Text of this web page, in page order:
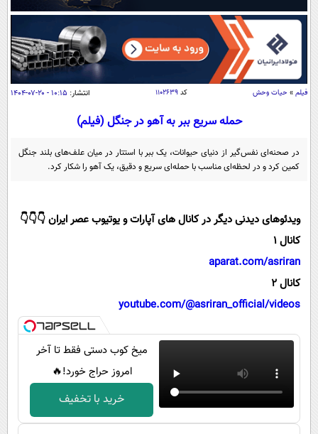
اوقات شرعی
سواد زندگی
اقتصاد
اقتصادی
جامعه
حوادث
یک برش دانایی
بین الملل
علم و دانش
باشگاه مغز
مجله تصویری سلاح
اقتصاد
ورزش
سرگرمی
فناوری
عصر ایران 2
خواندنی ها و دیدنی ها
پیامک
روانشناسی
آموزش زبان
فیلم » حیات وحش کد ۱۱۰۲۶۳۹ انتشار: ۱۰:۱۵ - ۲۰-۰۷-۱۴۰۴
حمله سریع ببر به آهو در جنگل (فیلم)
در صحنه‌ای نفس‌گیر از دنیای حیوانات، یک ببر با استتار در میان علف‌های بلند جنگل
کمین کرد و در لحظه‌ای مناسب با حمله‌ای سریع و دقیق، یک آهو را شکار کرد.
ویدئوهای دیدنی دیگر در کانال های آپارات و یوتیوب عصر ایران 👇👇👇
کانال 1
aparat.com/asriran
کانال 2
youtube.com/@asriran_official/videos
میخ کوب دستی فقط تا آخر
امروز حراج خورد!🔥
خرید با تخفیف